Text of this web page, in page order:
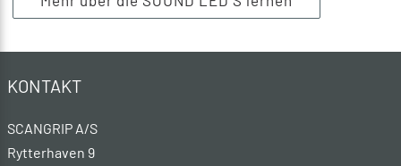
KONTAKT
SCANGRIP A/S
Rytterhaven 9